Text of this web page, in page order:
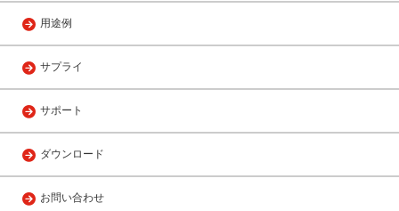
用途例
サプライ
サポート
ダウンロード
お問い合わせ